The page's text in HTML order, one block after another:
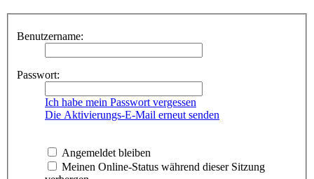
Benutzername:
Passwort:
Ich habe mein Passwort vergessen
Die Aktivierungs-E-Mail erneut senden
Angemeldet bleiben
Meinen Online-Status während dieser Sitzung